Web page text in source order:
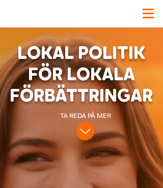
LOKAL POLITIK
FÖR LOKALA
FÖRBÄTTRINGAR
TA REDA PÅ MER